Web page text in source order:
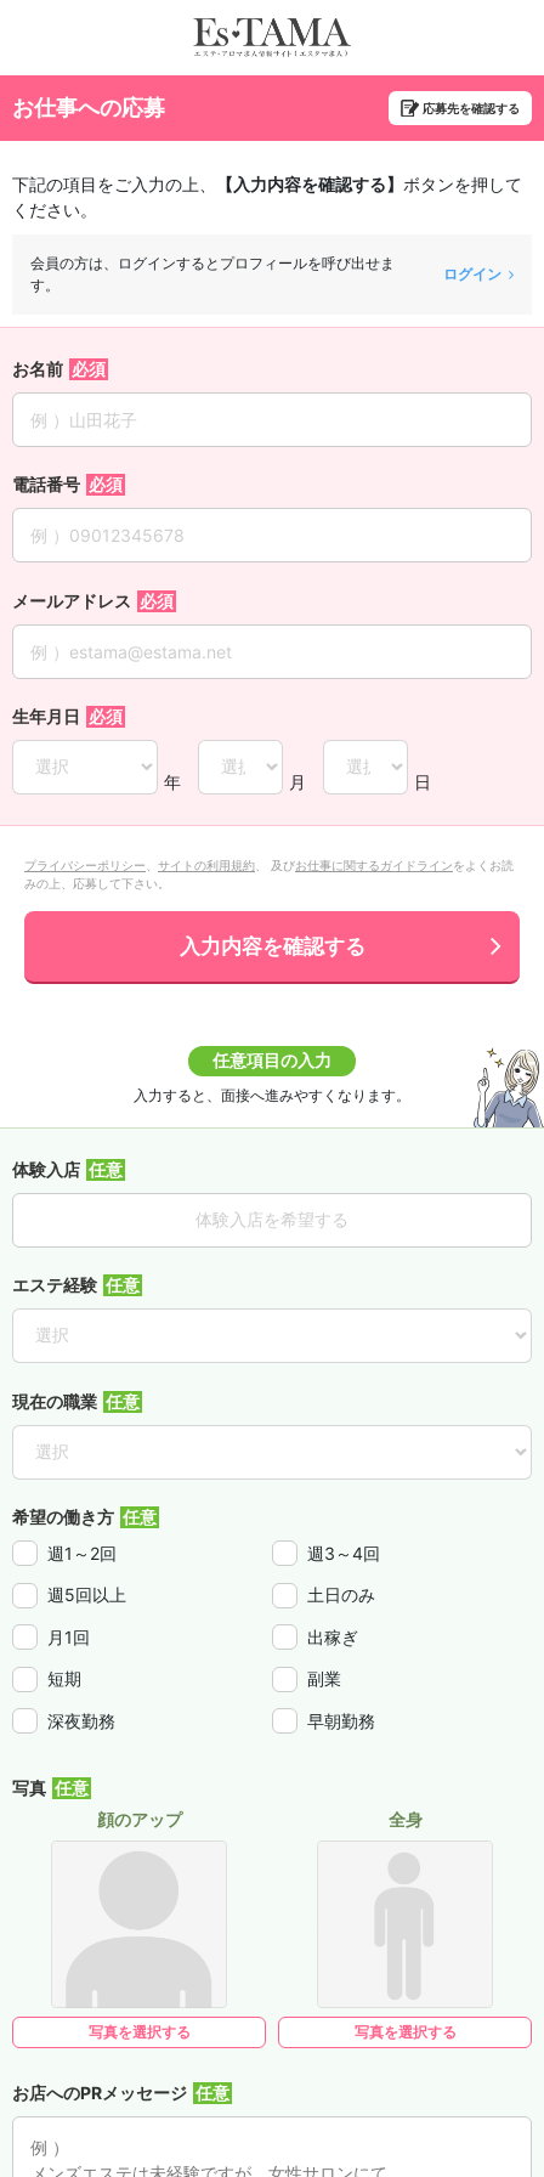
お仕事への応募 応募先を確認する
下記の項目をご入力の上、 【入力内容を確認する】 ボタンを押して
ください。
会員の方は、ログインするとプロフィールを呼び出せま
す。
ログイン
お名前
電話番号
メールアドレス
生年月日
年 月 日
プライバシーポリシー サイトの利用規約 、 及びお仕事に関するガイドラインをよくお読
みの上、応募して下さい。
入力内容を確認する
任意項目の入力
入力すると、面接へ進みやすくなります。
体験入店
体験入店を希望する
エステ経験
現在の職業
希望の働き方
週1～2回
週3～4回
週5回以上 土日のみ
月1回 出稼ぎ
短期 副業
深夜勤務 早朝勤務
写真
顔のアップ
写真を選択する
全身
写真を選択する
お店へのPRメッセージ